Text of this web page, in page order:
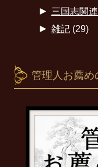
► 三国志関
► 雑記(29)
管理人お薦め